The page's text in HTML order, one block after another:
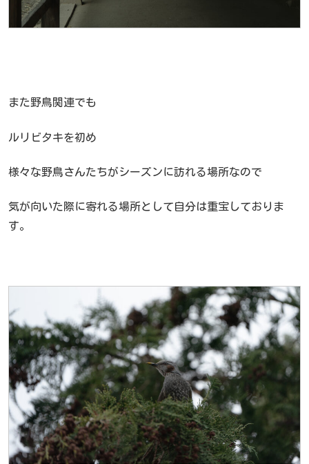
また野鳥関連でも
ルリビタキを初め
様々な野鳥さんたちがシーズンに訪れる場所なので
気が向いた際に寄れる場所として自分は重宝しておりま
す。